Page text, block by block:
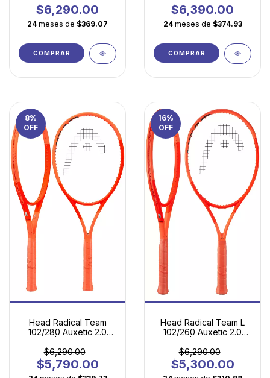
Torneo en Cada Golpe
$6,290.00
24 meses de $369.07
COMPRAR
Definitiva para
Competidores
$6,390.00
24 meses de $374.93
COMPRAR
8%
OFF
Head Radical Team
102/280 Auxetic 2.0
Perfecta para Tu Juego
$6,290.00
$5,790.00
16%
OFF
Head Radical Team L
102/260 Auxetic 2.0
Entrada al Tenis
Competitivo
$6,290.00
$5,300.00